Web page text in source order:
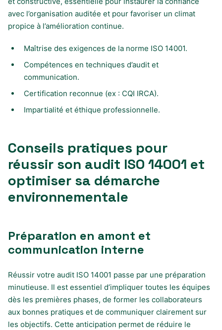
avec l’organisation auditée et pour favoriser un climat
propice à l’amélioration continue.
Maîtrise des exigences de la norme ISO 14001.
Compétences en techniques d’audit et
communication.
Certification reconnue (ex : CQI IRCA).
Impartialité et éthique professionnelle.
Conseils pratiques pour
réussir son audit ISO 14001 et
optimiser sa démarche
environnementale
Préparation en amont et
communication interne
Réussir votre audit ISO 14001 passe par une préparation
minutieuse. Il est essentiel d’impliquer toutes les équipes
dès les premières phases, de former les collaborateurs
aux bonnes pratiques et de communiquer clairement sur
les objectifs. Cette anticipation permet de réduire le